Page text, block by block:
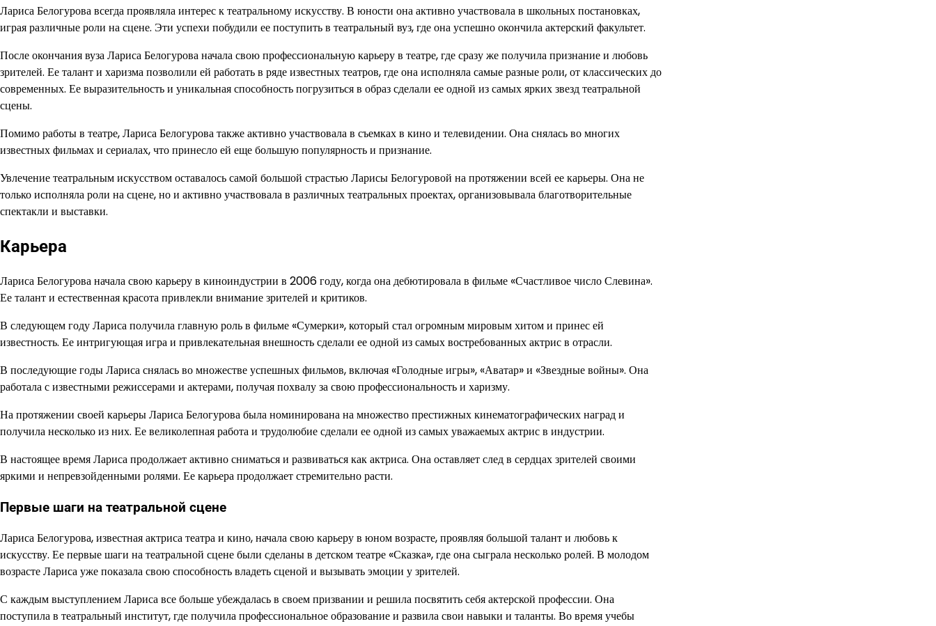
Лариса Белогурова всегда проявляла интерес к театральному искусству. В юности она активно участвовала в школьных постановках,
играя различные роли на сцене. Эти успехи побудили ее поступить в театральный вуз, где она успешно окончила актерский факультет.
После окончания вуза Лариса Белогурова начала свою профессиональную карьеру в театре, где сразу же получила признание и любовь
зрителей. Ее талант и харизма позволили ей работать в ряде известных театров, где она исполняла самые разные роли, от классических до
современных. Ее выразительность и уникальная способность погрузиться в образ сделали ее одной из самых ярких звезд театральной
сцены.
Помимо работы в театре, Лариса Белогурова также активно участвовала в съемках в кино и телевидении. Она снялась во многих
известных фильмах и сериалах, что принесло ей еще большую популярность и признание.
Увлечение театральным искусством оставалось самой большой страстью Ларисы Белогуровой на протяжении всей ее карьеры. Она не
только исполняла роли на сцене, но и активно участвовала в различных театральных проектах, организовывала благотворительные
спектакли и выставки.
Карьера
Лариса Белогурова начала свою карьеру в киноиндустрии в 2006 году, когда она дебютировала в фильме «Счастливое число Слевина».
Ее талант и естественная красота привлекли внимание зрителей и критиков.
В следующем году Лариса получила главную роль в фильме «Сумерки», который стал огромным мировым хитом и принес ей
известность. Ее интригующая игра и привлекательная внешность сделали ее одной из самых востребованных актрис в отрасли.
В последующие годы Лариса снялась во множестве успешных фильмов, включая «Голодные игры», «Аватар» и «Звездные войны». Она
работала с известными режиссерами и актерами, получая похвалу за свою профессиональность и харизму.
На протяжении своей карьеры Лариса Белогурова была номинирована на множество престижных кинематографических наград и
получила несколько из них. Ее великолепная работа и трудолюбие сделали ее одной из самых уважаемых актрис в индустрии.
В настоящее время Лариса продолжает активно сниматься и развиваться как актриса. Она оставляет след в сердцах зрителей своими
яркими и непревзойденными ролями. Ее карьера продолжает стремительно расти.
Первые шаги на театральной сцене
Лариса Белогурова, известная актриса театра и кино, начала свою карьеру в юном возрасте, проявляя большой талант и любовь к
искусству. Ее первые шаги на театральной сцене были сделаны в детском театре «Сказка», где она сыграла несколько ролей. В молодом
возрасте Лариса уже показала свою способность владеть сценой и вызывать эмоции у зрителей.
С каждым выступлением Лариса все больше убеждалась в своем призвании и решила посвятить себя актерской профессии. Она
поступила в театральный институт, где получила профессиональное образование и развила свои навыки и таланты. Во время учебы